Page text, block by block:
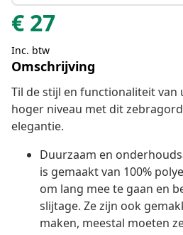
€ 27
Inc. btw
Omschrijving
Til de stijl en functionaliteit van
hoger niveau met dit
elegantie.
Duurzaam en
is gemaakt van 100%
om lang mee te gaan en
slijtage. Ze zijn ook
maken, meestal moeten